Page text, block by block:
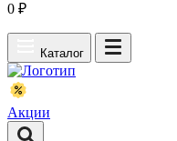
0 ₽
Каталог
Акции